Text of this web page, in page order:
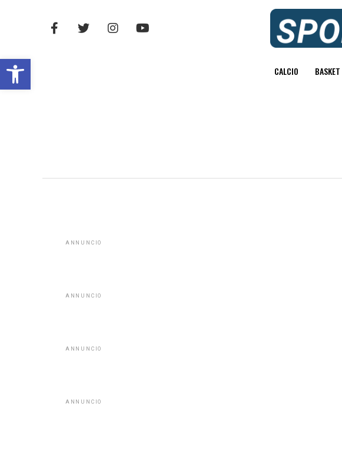
Open toolbar CALCIO BASKET
ANNUNCIO
ANNUNCIO
ANNUNCIO
ANNUNCIO